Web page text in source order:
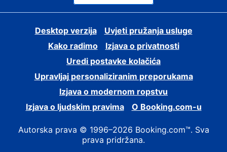
Desktop verzija
Uvjeti pružanja usluge
Kako radimo
Izjava o privatnosti
Uredi postavke kolačića
Upravljaj personaliziranim preporukama
Izjava o modernom ropstvu
Izjava o ljudskim pravima
O Booking.com-u
Autorska prava © 1996–2026 Booking.com™. Sva
prava pridržana.